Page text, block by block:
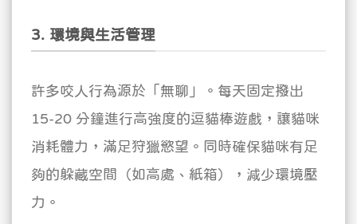
3. 環境與生活管理
許多咬人行為源於「無聊」。每天固定撥出
15-20 分鐘進行高強度的逗貓棒遊戲，讓貓咪
消耗體力，滿足狩獵慾望。同時確保貓咪有足
夠的躲藏空間（如高處、紙箱），減少環境壓
力。